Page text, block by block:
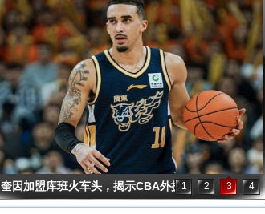
奎因加盟库班火车头，揭示CBA外援
新趋
1 2 3 4